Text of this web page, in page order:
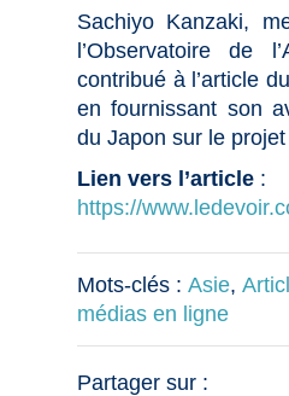
Sachiyo Kanzaki,
l’Observatoire de
contribué à l’article
en fournissant son
du Japon sur le
Lien vers l’article :
https://
Mots-clés : Asie,
médias en ligne
Partager sur :